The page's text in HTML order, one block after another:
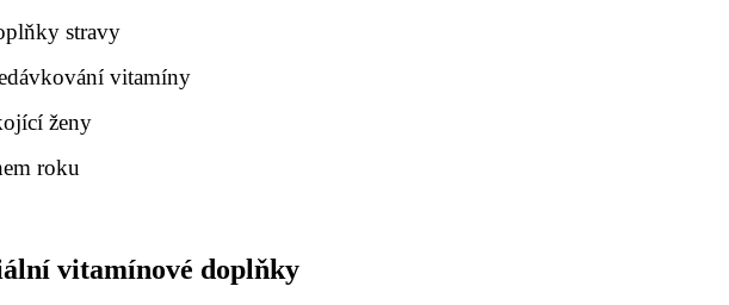
stravy
vitamíny
ženy
roku
vitamínové doplňky